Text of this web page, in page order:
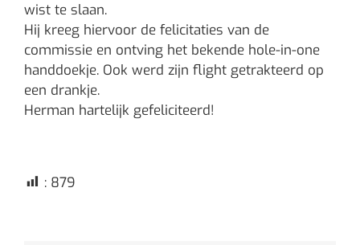
wist te slaan.
Hij kreeg hiervoor de felicitaties van de
commissie en ontving het bekende hole-in-one
handdoekje. Ook werd zijn flight getrakteerd op
een drankje.
Herman hartelijk gefeliciteerd!
: 879